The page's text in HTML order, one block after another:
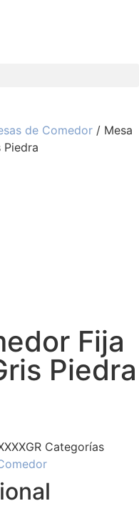
de Comedor / Mesa
Fija
Piedra
Categorías